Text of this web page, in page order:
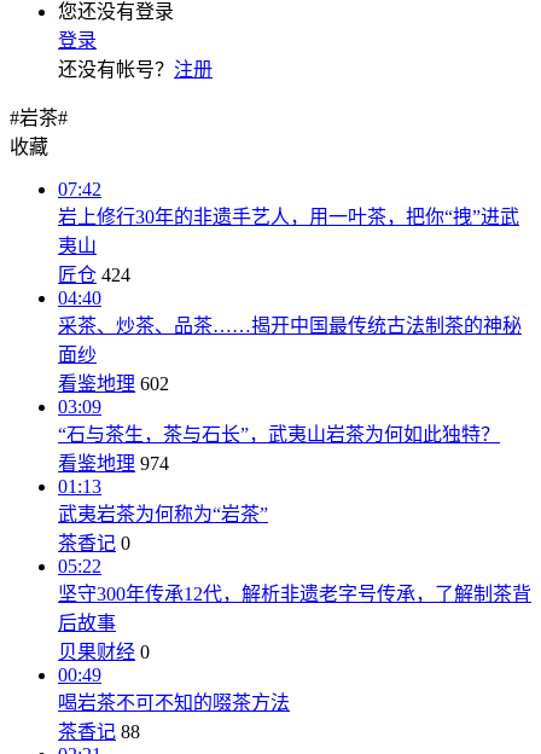
您还没有登录
登录
还没有帐号？ 注册
#岩茶#
收藏
07:42
岩上修行30年的非遗手艺人，用一叶茶，把你“拽”进武
夷山
匠仓 424
04:40
采茶、炒茶、品茶……揭开中国最传统古法制茶的神秘
面纱
看鉴地理 602
03:09
“石与茶生，茶与石长”，武夷山岩茶为何如此独特？
看鉴地理 974
01:13
武夷岩茶为何称为“岩茶”
茶香记 0
05:22
坚守300年传承12代，解析非遗老字号传承，了解制茶背
后故事
贝果财经 0
00:49
喝岩茶不可不知的啜茶方法
茶香记 88